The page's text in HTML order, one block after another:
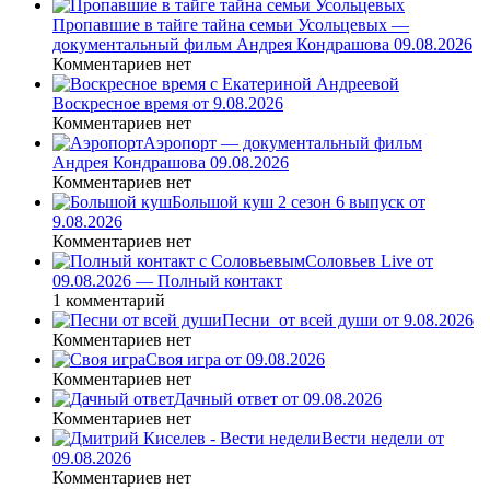
Пропавшие в тайге тайна семьи Усольцевых —
документальный фильм Андрея Кондрашова 09.08.2026
Комментариев нет
Воскресное время от 9.08.2026
Комментариев нет
Аэропорт — документальный фильм
Андрея Кондрашова 09.08.2026
Комментариев нет
Большой куш 2 сезон 6 выпуск от
9.08.2026
Комментариев нет
Соловьев Live от
09.08.2026 — Полный контакт
1 комментарий
Песни_от всей души от 9.08.2026
Комментариев нет
Своя игра от 09.08.2026
Комментариев нет
Дачный ответ от 09.08.2026
Комментариев нет
Вести недели от
09.08.2026
Комментариев нет